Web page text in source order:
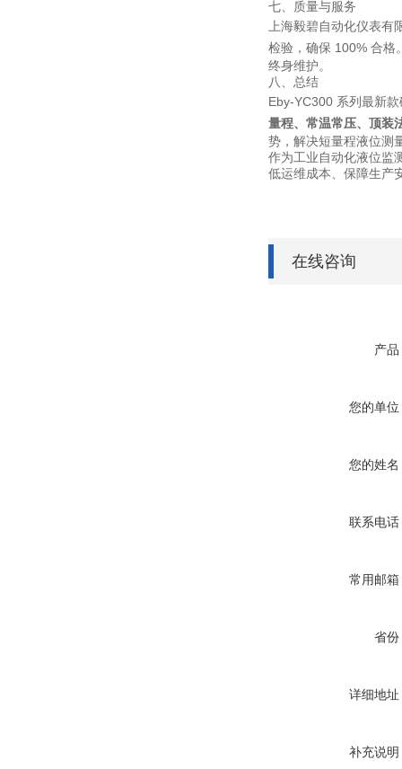
七、质量与服务
上海毅碧自动化仪表
检验，确保 100% 合格
终身维护。
八、总结
Eby-YC300 系列最新
量程、常温常压、顶装
势，解决短量程液位测
作为工业自动化液位监
低运维成本、保障生产
在线咨询
产品
您的单位
您的姓名
联系电话
常用邮箱
省份
详细地址
补充说明